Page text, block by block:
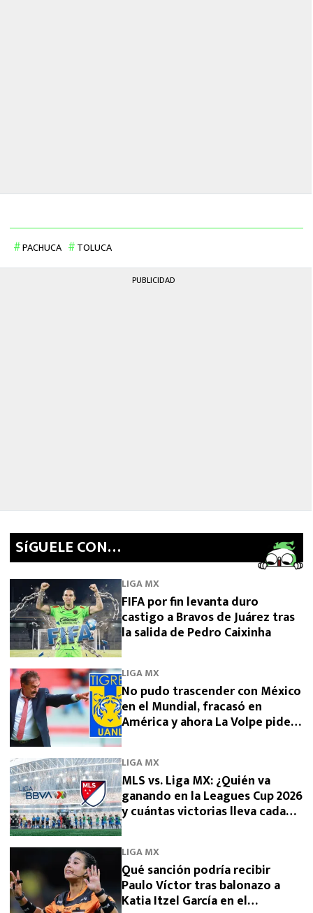
PACHUCA TOLUCA
PUBLICIDAD
SíGUELE CON…
LIGA MX
FIFA por fin levanta duro
castigo a Bravos de Juárez tras
la salida de Pedro Caixinha
LIGA MX
No pudo trascender con México
en el Mundial, fracasó en
América y ahora La Volpe pide
LIGA MX
MLS vs. Liga MX: ¿Quién va
ganando en la Leagues Cup 2026
y cuántas victorias lleva cada
LIGA MX
Qué sanción podría recibir
Paulo Víctor tras balonazo a
Katia Itzel García en el